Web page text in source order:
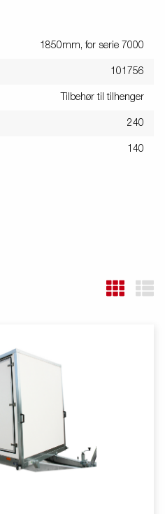
1850mm, for serie 7000
101756
Tilbehør til tilhenger
240
140